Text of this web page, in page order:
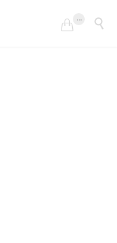

... 